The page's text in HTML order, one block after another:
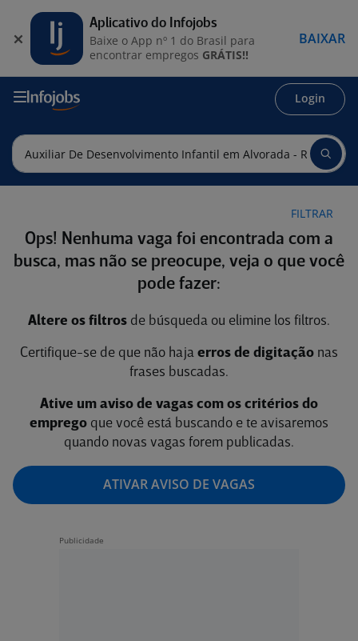
Login
FILTRAR
Ops! Nenhuma vaga foi encontrada com a
busca, mas não se preocupe, veja o que você
pode fazer:
Altere os filtros de búsqueda ou elimine los filtros.
Certifique-se de que não haja erros de digitação nas
frases buscadas.
Ative um aviso de vagas com os critérios do
emprego que você está buscando e te avisaremos
quando novas vagas forem publicadas.
ATIVAR AVISO DE VAGAS
Aplicativo do Infojobs
Baixe o App nº 1 do Brasil para
encontrar empregos GRÁTIS!!
BAIXAR